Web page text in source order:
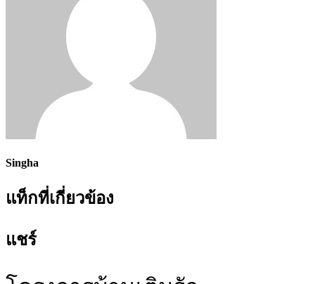
Singha
แท็กที่เกี่ยวข้อง
แชร์